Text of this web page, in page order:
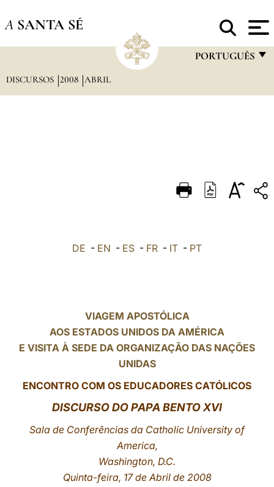
A SANTA SÉ
PORTUGUÊS
DEUTSCH
العربيّة
DISCURSOS 2008 ABRIL
DE - EN - ES - FR - IT - PT
VIAGEM APOSTÓLICA
AOS ESTADOS UNIDOS DA AMÉRICA
E VISITA À SEDE DA ORGANIZAÇÃO DAS NAÇÕES
UNIDAS
ENCONTRO COM OS EDUCADORES CATÓLICOS
DISCURSO DO PAPA BENTO XVI
Sala de Conferências da Catholic University of
America,
Washington, D.C.
Quinta-feira, 17 de Abril de 2008